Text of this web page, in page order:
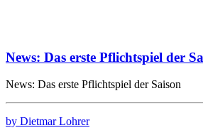
News: Das erste Pflichtspiel der
News: Das erste Pflichtspiel der Saison
by Dietmar Lohrer